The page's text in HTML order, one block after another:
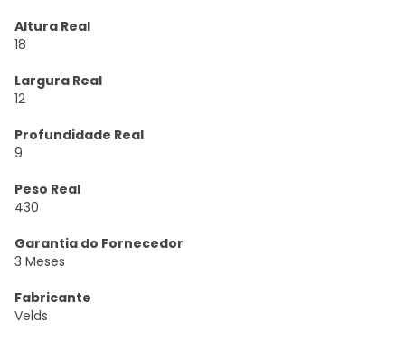
Altura Real
18
Largura Real
12
Profundidade Real
9
Peso Real
430
Garantia do Fornecedor
3 Meses
Fabricante
Velds